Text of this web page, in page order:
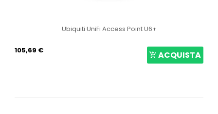
Ubiquiti UniFi Access Point U6+
105,69 € ACQUISTA